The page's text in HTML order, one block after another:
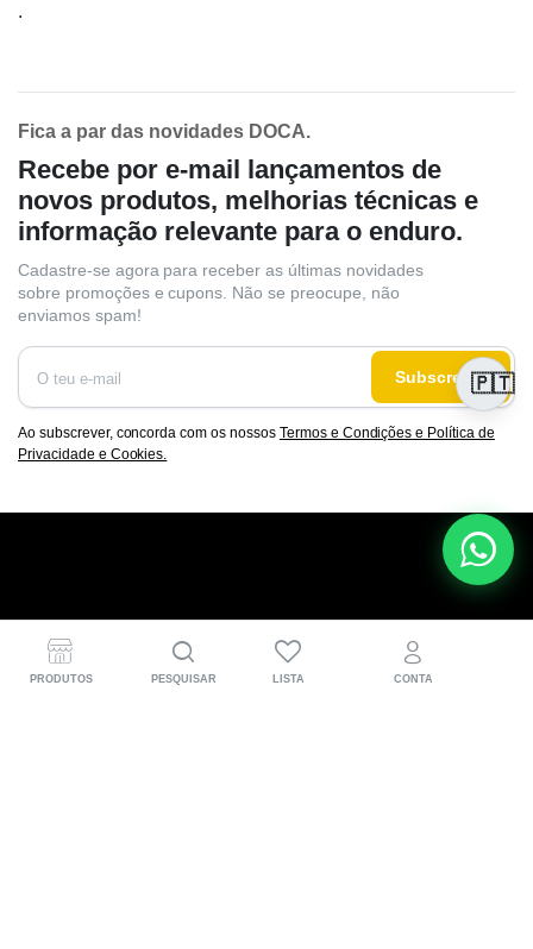
.
Fica a par das novidades DOCA.
Recebe por e-mail lançamentos de
novos produtos, melhorias técnicas e
informação relevante para o enduro.
Cadastre-se agora para receber as últimas novidades
sobre promoções e cupons. Não se preocupe, não
enviamos spam!
Subscrever
Ao subscrever, concorda com os nossos Termos e Condições e Política de
Privacidade e Cookies.
para quem vive a moto a sério. Desenvolvemos peças
CNC em Portugal, pensadas para mais performance,
PRODUTOS PESQUISAR LISTA CONTA
🇵🇹